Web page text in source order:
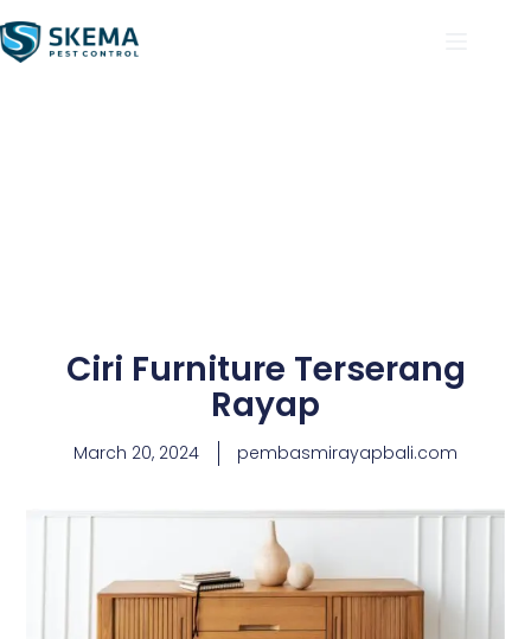
Ciri Furniture Terserang
Rayap
March 20, 2024 pembasmirayapbali.com